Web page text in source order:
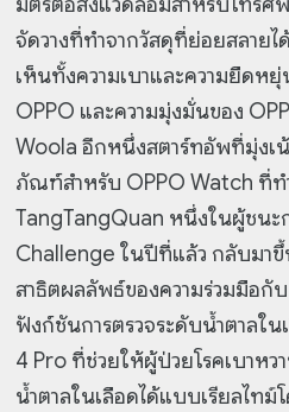
จัดวางที่ทำจากวัสดุที่ย่อยสลาย
เห็นทั้งความเบาและความยืดห
OPPO และความมุ่งมั่นของ
Woola อีกหนึ่งสตาร์ทอัพที่มุ่งเ
ภัณฑ์สำหรับ OPPO Watch ที่ท
TangTangQuan หนึ่งในผู้ชนะ
Challenge ในปีที่แล้ว กลับมา
สาธิตผลลัพธ์ของความร่วมมือกับ
ฟังก์ชันการตรวจระดับน้ำตาลใ
4 Pro ที่ช่วยให้ผู้ป่วยโรคเบาหว
น้ำตาลในเลือดได้แบบเรียลไทม์